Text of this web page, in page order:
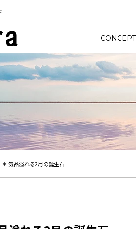
CONCEPT
＊ 気品溢れる2月の誕生石